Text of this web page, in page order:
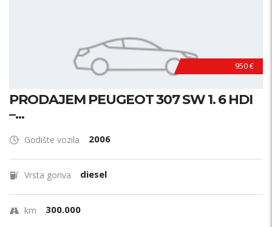
950 €
PRODAJEM PEUGEOT 307 SW 1. 6 HDI
–...
Godište vozila 2006
Vrsta goriva diesel
km 300.000